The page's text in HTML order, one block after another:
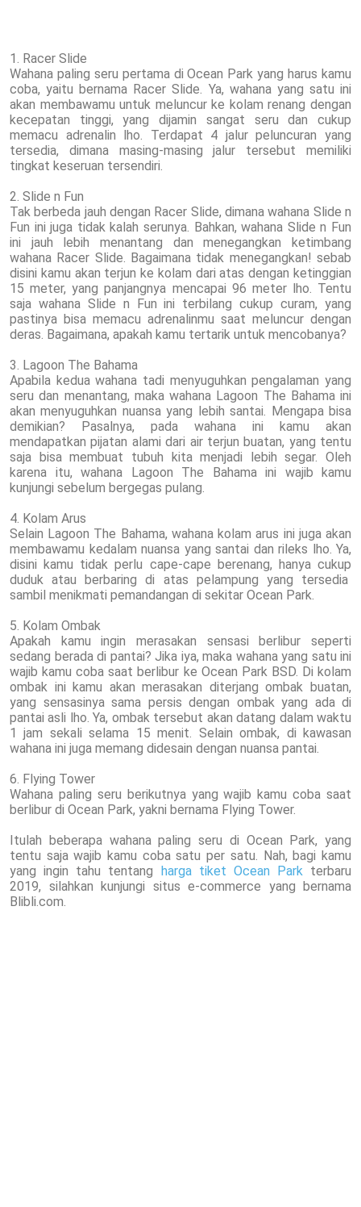
1. Racer Slide
Wahana paling seru pertama di Ocean Park yang harus kamu
coba, yaitu bernama Racer Slide. Ya, wahana yang satu ini
akan membawamu untuk meluncur ke kolam renang dengan
kecepatan tinggi, yang dijamin sangat seru dan cukup
memacu adrenalin lho. Terdapat 4 jalur peluncuran yang
tersedia, dimana masing-masing jalur tersebut memiliki
tingkat keseruan tersendiri.
2. Slide n Fun
Tak berbeda jauh dengan Racer Slide, dimana wahana Slide n
Fun ini juga tidak kalah serunya. Bahkan, wahana Slide n Fun
ini jauh lebih menantang dan menegangkan ketimbang
wahana Racer Slide. Bagaimana tidak menegangkan! sebab
disini kamu akan terjun ke kolam dari atas dengan ketinggian
15 meter, yang panjangnya mencapai 96 meter lho. Tentu
saja wahana Slide n Fun ini terbilang cukup curam, yang
pastinya bisa memacu adrenalinmu saat meluncur dengan
deras. Bagaimana, apakah kamu tertarik untuk mencobanya?
3. Lagoon The Bahama
Apabila kedua wahana tadi menyuguhkan pengalaman yang
seru dan menantang, maka wahana Lagoon The Bahama ini
akan menyuguhkan nuansa yang lebih santai. Mengapa bisa
demikian? Pasalnya, pada wahana ini kamu akan
mendapatkan pijatan alami dari air terjun buatan, yang tentu
saja bisa membuat tubuh kita menjadi lebih segar. Oleh
karena itu, wahana Lagoon The Bahama ini wajib kamu
kunjungi sebelum bergegas pulang.
4. Kolam Arus
Selain Lagoon The Bahama, wahana kolam arus ini juga akan
membawamu kedalam nuansa yang santai dan rileks lho. Ya,
disini kamu tidak perlu cape-cape berenang, hanya cukup
duduk atau berbaring di atas pelampung yang tersedia
sambil menikmati pemandangan di sekitar Ocean Park.
5. Kolam Ombak
Apakah kamu ingin merasakan sensasi berlibur seperti
sedang berada di pantai? Jika iya, maka wahana yang satu ini
wajib kamu coba saat berlibur ke Ocean Park BSD. Di kolam
ombak ini kamu akan merasakan diterjang ombak buatan,
yang sensasinya sama persis dengan ombak yang ada di
pantai asli lho. Ya, ombak tersebut akan datang dalam waktu
1 jam sekali selama 15 menit. Selain ombak, di kawasan
wahana ini juga memang didesain dengan nuansa pantai.
6. Flying Tower
Wahana paling seru berikutnya yang wajib kamu coba saat
berlibur di Ocean Park, yakni bernama Flying Tower.
Itulah beberapa wahana paling seru di Ocean Park, yang
tentu saja wajib kamu coba satu per satu. Nah, bagi kamu
yang ingin tahu tentang harga tiket Ocean Park terbaru
2019, silahkan kunjungi situs e-commerce yang bernama
Blibli.com.